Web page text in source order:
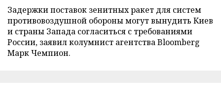
Задержки поставок зенитных ракет для систем
противовоздушной обороны могут вынудить Киев
и страны Запада согласиться с требованиями
России, заявил колумнист агентства Bloomberg
Марк Чемпион.